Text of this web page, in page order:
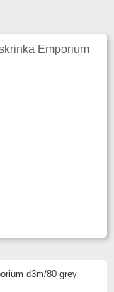
Emporium
d3m/80 grey